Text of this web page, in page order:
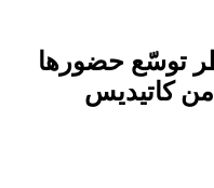
توسّع حضورها
من كاتيديس